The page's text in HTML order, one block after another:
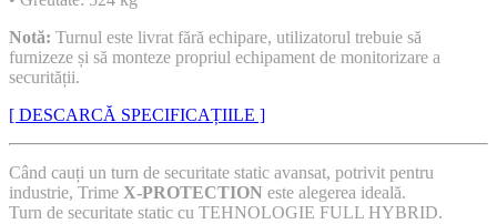
Notă: Turnul este livrat fără echipare, utilizatorul trebuie să
furnizeze și să monteze propriul echipament de monitorizare a
securității.
[ DESCARCĂ SPECIFICAȚIILE ]
Când cauți un turn de securitate static avansat, potrivit pentru
industrie, Trime X-PROTECTION este alegerea ideală.
Turn de securitate static cu TEHNOLOGIE FULL HYBRID.